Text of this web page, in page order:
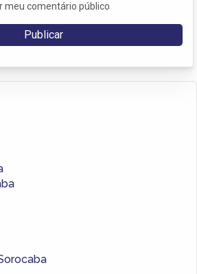
meu comentário público